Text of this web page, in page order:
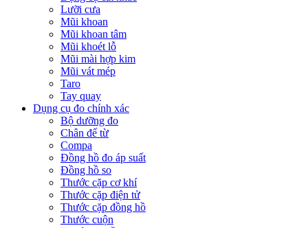
Lưỡi cưa
Mũi khoan
Mũi khoan tâm
Mũi khoét lỗ
Mũi mài hợp kim
Mũi vát mép
Taro
Tay quay
Dụng cụ đo chính xác
Bộ dưỡng đo
Chân đế từ
Compa
Đồng hồ đo áp suất
Đồng hồ so
Thước cặp cơ khí
Thước cặp điện tử
Thước cặp đồng hồ
Thước cuộn